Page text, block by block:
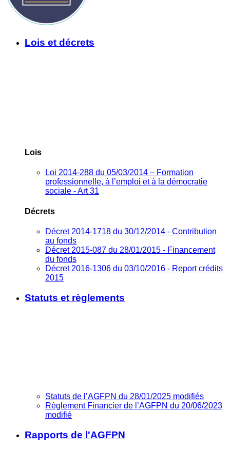
Lois et décrets
Lois
Loi 2014-288 du 05/03/2014 – Formation
professionnelle, à l’emploi et à la démocratie
sociale - Art 31
Décrets
Décret 2014-1718 du 30/12/2014 - Contribution
au fonds
Décret 2015-087 du 28/01/2015 - Financement
du fonds
Décret 2016-1306 du 03/10/2016 - Report crédits
2015
Statuts et règlements
Statuts de l’AGFPN du 28/01/2025 modifiés
Règlement Financier de l’AGFPN du 20/06/2023
modifié
Rapports de l'AGFPN